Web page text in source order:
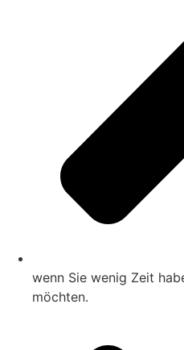
wenn Sie wenig Zeit
möchten.